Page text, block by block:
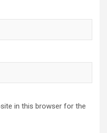
in this browser for the